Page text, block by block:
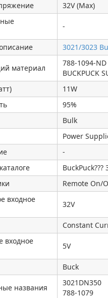
32V (Max)
-
3021/3023
материал
788-1094-ND
BUCKPUCK
11W
95%
Bulk
Power
-
BuckPuck???
Remote On/
входное
32V
Constant
входное
5V
Buck
названия
3021DN350
788-1079